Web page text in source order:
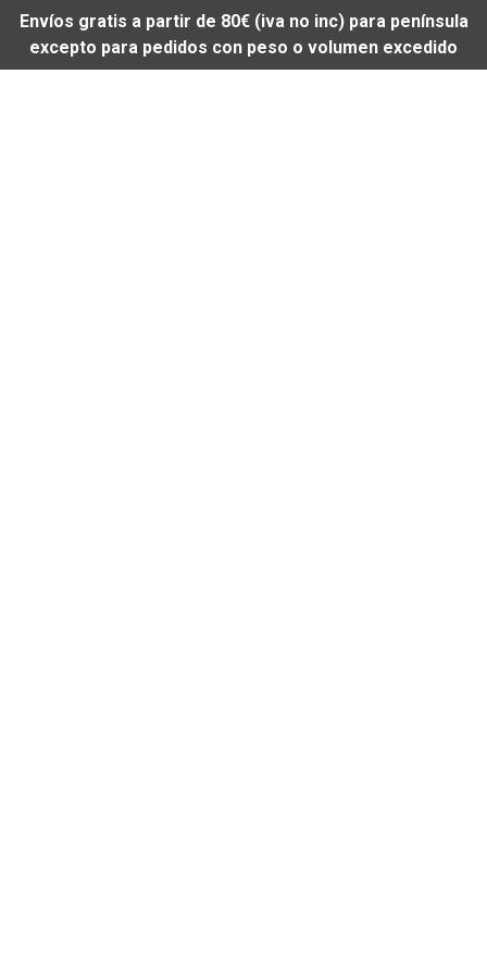
Envíos gratis a partir de 80€ (iva no inc) para península
excepto para pedidos con peso o volumen excedido